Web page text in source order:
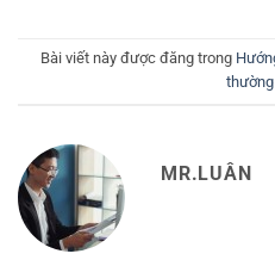
Bài viết này được đăng trong
MR.LUÂN